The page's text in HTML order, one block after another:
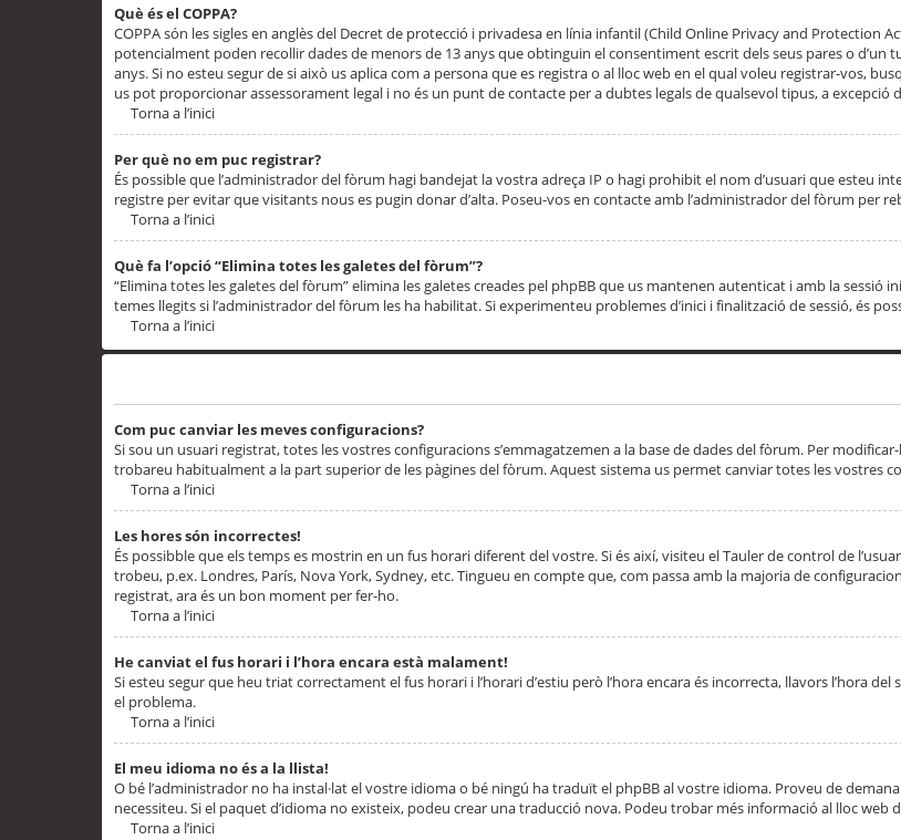
Què és el COPPA?
COPPA són les sigles en anglès del Decret de protecció i privadesa en línia infantil (Child Online Privacy and Protection
potencialment poden recollir dades de menors de 13 anys que obtinguin el consentiment escrit dels seus pares o d’un
anys. Si no esteu segur de si això us aplica com a persona que es registra o al lloc web en el qual voleu registrar-vos,
us pot proporcionar assessorament legal i no és un punt de contacte per a dubtes legals de qualsevol tipus, a excepció
Torna a l’inici
Per què no em puc registrar?
És possible que l’administrador del fòrum hagi bandejat la vostra adreça IP o hagi prohibit el nom d’usuari que esteu
registre per evitar que visitants nous es pugin donar d’alta. Poseu-vos en contacte amb l’administrador del fòrum per
Torna a l’inici
Què fa l’opció “Elimina totes les galetes del fòrum”?
“Elimina totes les galetes del fòrum” elimina les galetes creades pel phpBB que us mantenen autenticat i amb la
temes llegits si l’administrador del fòrum les ha habilitat. Si experimenteu problemes d’inici i finalització de sessió, és
Torna a l’inici
Com puc canviar les meves configuracions?
Si sou un usuari registrat, totes les vostres configuracions s’emmagatzemen a la base de dades del fòrum. Per
trobareu habitualment a la part superior de les pàgines del fòrum. Aquest sistema us permet canviar totes les vostres
Torna a l’inici
Les hores són incorrectes!
És possibble que els temps es mostrin en un fus horari diferent del vostre. Si és així, visiteu el Tauler de control de
trobeu, p.ex. Londres, París, Nova York, Sydney, etc. Tingueu en compte que, com passa amb la majoria de
registrat, ara és un bon moment per fer-ho.
Torna a l’inici
He canviat el fus horari i l’hora encara està malament!
Si esteu segur que heu triat correctament el fus horari i l’horari d’estiu però l’hora encara és incorrecta, llavors l’hora
el problema.
Torna a l’inici
El meu idioma no és a la llista!
O bé l’administrador no ha instal·lat el vostre idioma o bé ningú ha traduït el phpBB al vostre idioma. Proveu de
necessiteu. Si el paquet d’idioma no existeix, podeu crear una traducció nova. Podeu trobar més informació al lloc web
Torna a l’inici